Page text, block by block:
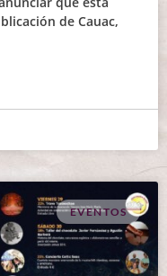
de Cauac,
EVENTOS